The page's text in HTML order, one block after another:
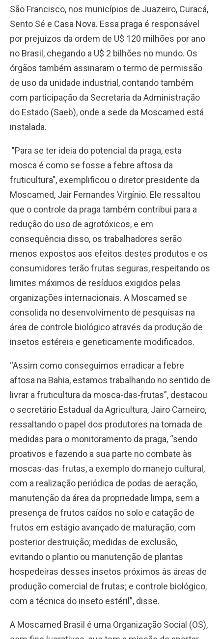
São Francisco, nos municípios de Juazeiro, Curacá,
Sento Sé e Casa Nova. Essa praga é responsável
por prejuízos da ordem de U$ 120 milhões por ano
no Brasil, chegando a U$ 2 bilhões no mundo. Os
órgãos também assinaram o termo de permissão
de uso da unidade industrial, contando também
com participação da Secretaria da Administração
do Estado (Saeb), onde a sede da Moscamed está
instalada.
"Para se ter ideia do potencial da praga, esta
mosca é como se fosse a febre aftosa da
fruticultura”, exemplificou o diretor presidente da
Moscamed, Jair Fernandes Virgínio. Ele ressaltou
que o controle da praga também contribui para a
redução do uso de agrotóxicos, e em
consequência disso, os trabalhadores serão
menos expostos aos efeitos destes produtos e os
consumidores terão frutas seguras, respeitando os
limites máximos de resíduos exigidos pelas
organizações internacionais. A Moscamed se
consolida no desenvolvimento de pesquisas na
área de controle biológico através da produção de
insetos estéreis e geneticamente modificados.
“Assim como conseguimos erradicar a febre
aftosa na Bahia, estamos trabalhando no sentido de
livrar a fruticultura da mosca-das-frutas”, destacou
o secretário Estadual da Agricultura, Jairo Carneiro,
ressaltando o papel dos produtores na tomada de
medidas para o monitoramento da praga, “sendo
proativos e fazendo a sua parte no combate às
moscas-das-frutas, a exemplo do manejo cultural,
com a realização periódica de podas de aeração,
manutenção da área da propriedade limpa, sem a
presença de frutos caídos no solo e catação de
frutos em estágio avançado de maturação, com
posterior destruição; medidas de exclusão,
evitando o plantio ou manutenção de plantas
hospedeiras desses insetos próximos às áreas de
produção comercial de frutas; e controle biológico,
com a técnica do inseto estéril”, disse.
A Moscamed Brasil é uma Organização Social (OS),